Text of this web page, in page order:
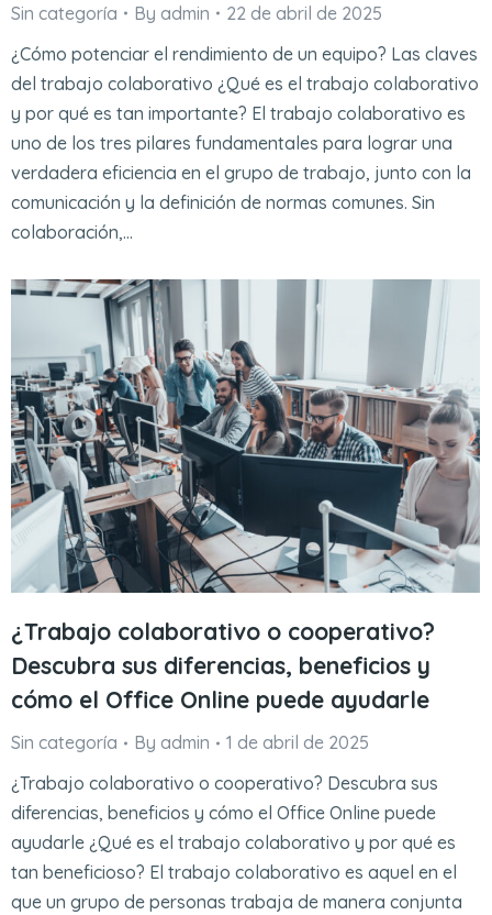
Sin categoría By admin
22 de abril de 2025
¿Cómo potenciar el rendimiento de un equipo? Las claves
del trabajo colaborativo ¿Qué es el trabajo colaborativo
y por qué es tan importante? El trabajo colaborativo es
uno de los tres pilares fundamentales para lograr una
verdadera eficiencia en el grupo de trabajo, junto con la
comunicación y la definición de normas comunes. Sin
colaboración,…
¿Trabajo colaborativo o cooperativo?
Descubra sus diferencias, beneficios y
cómo el Office Online puede ayudarle
Sin categoría By admin
1 de abril de 2025
¿Trabajo colaborativo o cooperativo? Descubra sus
diferencias, beneficios y cómo el Office Online puede
ayudarle ¿Qué es el trabajo colaborativo y por qué es
tan beneficioso? El trabajo colaborativo es aquel en el
que un grupo de personas trabaja de manera conjunta